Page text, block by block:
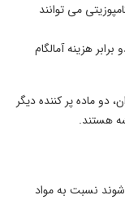
می توانند
هزینه آمالگام
دو ماده پر کننده دیگر
هستند.
نسبت به مواد